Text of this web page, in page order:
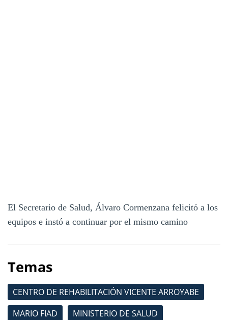
El Secretario de Salud, Álvaro Cormenzana felicitó a los
equipos e instó a continuar por el mismo camino
Temas
CENTRO DE REHABILITACIÓN VICENTE ARROYABE
MARIO FIAD
MINISTERIO DE SALUD